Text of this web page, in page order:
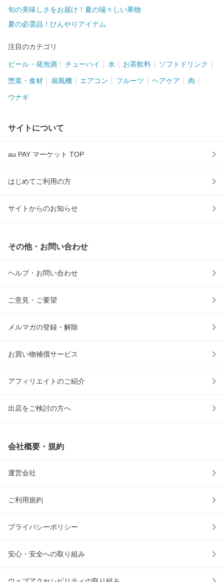
旬の美味しさをお届け！夏の瑞々しい果物
夏の必需品！ひんやりアイテム
注目のカテゴリ
ビール・発泡酒 チューハイ 水 お茶飲料 ソフトドリンク
惣菜・食材 扇風機 エアコン フルーツ ヘアケア 肉
ウナギ
サイトについて
au PAY マーケット TOP
はじめてご利用の方
サイトからのお知らせ
その他・お問い合わせ
ヘルプ・お問い合わせ
ご意見・ご要望
メルマガの登録・解除
お買い物補償サービス
アフィリエイトのご紹介
出店をご検討の方へ
会社概要・規約
運営会社
ご利用規約
プライバシーポリシー
安心・安全への取り組み